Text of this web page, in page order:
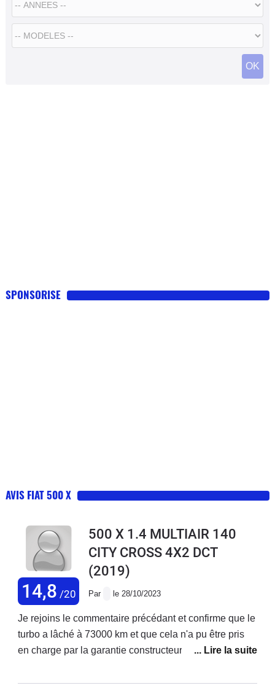
SPONSORISE
AVIS FIAT 500 X
14,8 /20
500 X 1.4 MULTIAIR 140
CITY CROSS 4X2 DCT
(2019)
Par le 28/10/2023
Je rejoins le commentaire précédant et confirme que le
turbo a lâché à 73000 km et que cela n'a pu être pris
en charge par la garantie constructeur ! Je précise que
réparations ! Ma voiture est d'ailleurs en vente. Je ne